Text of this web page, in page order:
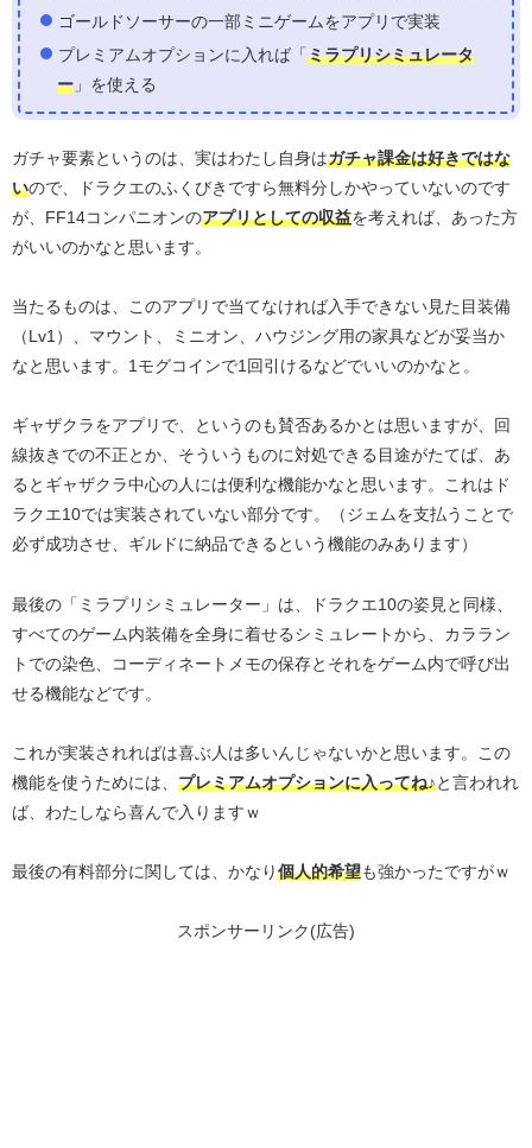
ゴールドソーサーの一部ミニゲームをアプリで実装
プレミアムオプションに入れば「ミラプリシミュレータ
ー」を使える
ガチャ要素というのは、実はわたし自身はガチャ課金は好きではな
いので、ドラクエのふくびきですら無料分しかやっていないのです
が、FF14コンパニオンのアプリとしての収益を考えれば、あった方
がいいのかなと思います。
当たるものは、このアプリで当てなければ入手できない見た目装備
（Lv1）、マウント、ミニオン、ハウジング用の家具などが妥当か
なと思います。1モグコインで1回引けるなどでいいのかなと。
ギャザクラをアプリで、というのも賛否あるかとは思いますが、回
線抜きでの不正とか、そういうものに対処できる目途がたてば、あ
るとギャザクラ中心の人には便利な機能かなと思います。これはド
ラクエ10では実装されていない部分です。（ジェムを支払うことで
必ず成功させ、ギルドに納品できるという機能のみあります）
最後の「ミラプリシミュレーター」は、ドラクエ10の姿見と同様、
すべてのゲーム内装備を全身に着せるシミュレートから、カララン
トでの染色、コーディネートメモの保存とそれをゲーム内で呼び出
せる機能などです。
これが実装されればは喜ぶ人は多いんじゃないかと思います。この
機能を使うためには、 プレミアムオプションに入ってね♪と言われれ
ば、わたしなら喜んで入りますｗ
最後の有料部分に関しては、かなり個人的希望も強かったですがｗ
スポンサーリンク(広告)